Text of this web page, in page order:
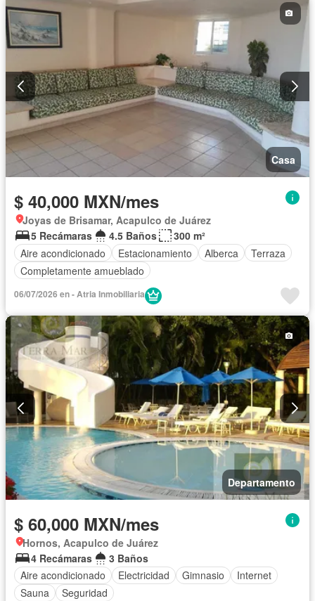
Casa
$ 40,000 MXN/mes
Joyas de Brisamar, Acapulco de Juárez
5 Recámaras
4.5 Baños
300 m²
Aire acondicionado
Estacionamiento Alberca
Terraza
Completamente amueblado
06/07/2026 en - Atria Inmobiliaria
Departamento
$ 60,000 MXN/mes
Hornos, Acapulco de Juárez
4 Recámaras
3 Baños
Aire acondicionado
Electricidad Gimnasio
Internet
Sauna
Seguridad